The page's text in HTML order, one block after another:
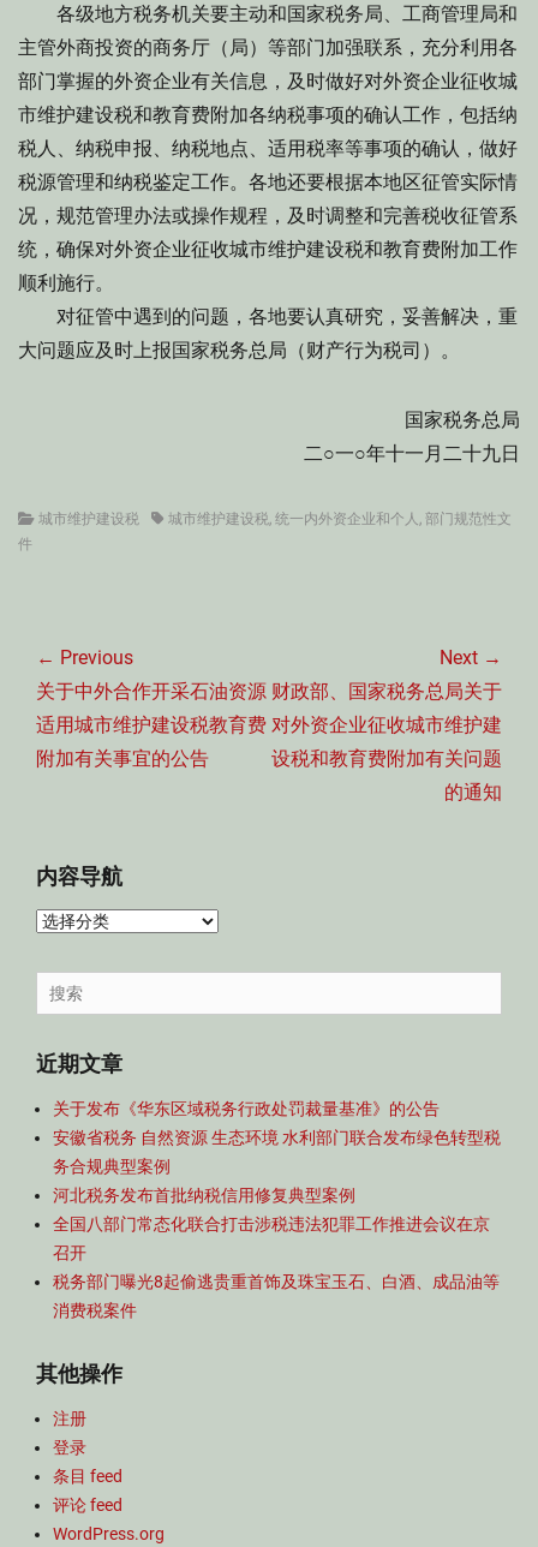
各级地方税务机关要主动和国家税务局、工商管理局和
主管外商投资的商务厅（局）等部门加强联系，充分利用各
部门掌握的外资企业有关信息，及时做好对外资企业征收城
市维护建设税和教育费附加各纳税事项的确认工作，包括纳
税人、纳税申报、纳税地点、适用税率等事项的确认，做好
税源管理和纳税鉴定工作。各地还要根据本地区征管实际情
况，规范管理办法或操作规程，及时调整和完善税收征管系
统，确保对外资企业征收城市维护建设税和教育费附加工作
顺利施行。
对征管中遇到的问题，各地要认真研究，妥善解决，重
大问题应及时上报国家税务总局（财产行为税司）。
国家税务总局
二○一○年十一月二十九日
Categories
城市维护建设税 Tags城市维护建设税, 统一内外资企业和个人 , 部门规范性文
件
章
导
航
← Previous
Previous
post:
关于中外合作开采石油资源
适用城市维护建设税教育费
附加有关事宜的公告
Next →
Next
post:
财政部、国家税务总局关于
对外资企业征收城市维护建
设税和教育费附加有关问题
的通知
内容导航
内
导
航
Search
for:
近期文章
关于发布《华东区域税务行政处罚裁量基准》的公告
安徽省税务 自然资源 生态环境 水利部门联合发布绿色转型税
务合规典型案例
河北税务发布首批纳税信用修复典型案例
全国八部门常态化联合打击涉税违法犯罪工作推进会议在京
召开
税务部门曝光8起偷逃贵重首饰及珠宝玉石、白酒、成品油等
消费税案件
其他操作
注册
登录
条目 feed
评论 feed
WordPress.org